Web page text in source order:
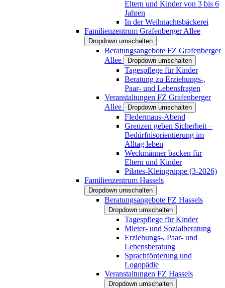
Eltern und Kinder von 3 bis 6
Jahren
In der Weihnachtsbäckerei
Familienzentrum Grafenberger Allee
Dropdown umschalten
Beratungsangebote FZ Grafenberger
Allee
Dropdown umschalten
Tagespflege für Kinder
Beratung zu Erziehungs-,
Paar- und Lebensfragen
Veranstaltungen FZ Grafenberger
Allee
Dropdown umschalten
Fledermaus-Abend
Grenzen geben Sicherheit –
Bedürfnisorientierung im
Alltag leben
Weckmänner backen für
Eltern und Kinder
Pilates-Kleingruppe (3-2026)
Familienzentrum Hassels
Dropdown umschalten
Beratungsangebote FZ Hassels
Dropdown umschalten
Tagespflege für Kinder
Mieter- und Sozialberatung
Erziehungs-, Paar- und
Lebensberatung
Sprachförderung und
Logopädie
Veranstaltungen FZ Hassels
Dropdown umschalten